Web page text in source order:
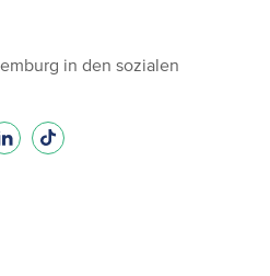
in den sozialen